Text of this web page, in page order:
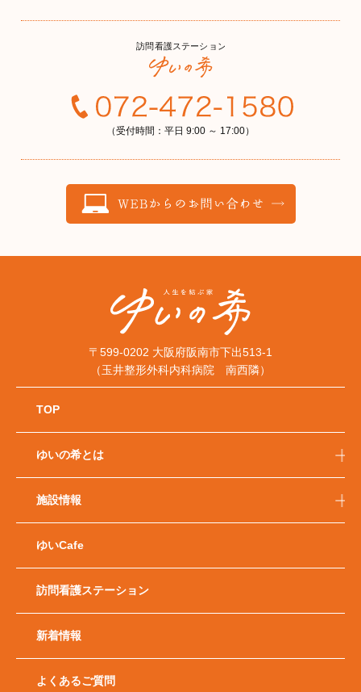
（受付時間：平日 9:00 ～ 17:00）
〒599-0202 大阪府阪南市下出513-1
（玉井整形外科内科病院 南西隣）
TOP
ゆいの希とは
施設情報
ゆいCafe
訪問看護ステーション
新着情報
よくあるご質問